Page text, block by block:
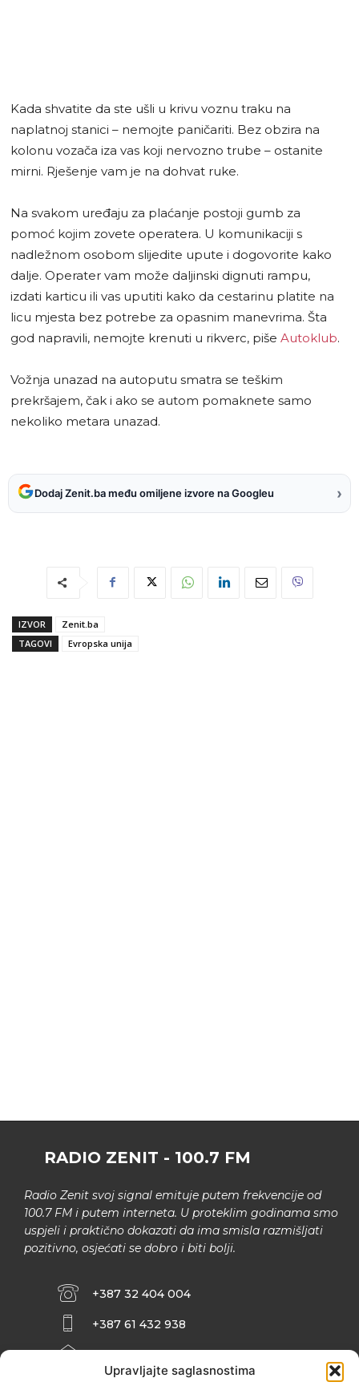
Upravljajte saglasnostima
Kada shvatite da ste ušli u krivu voznu traku na
naplatnoj stanici – nemojte paničariti. Bez obzira na
kolonu vozača iza vas koji nervozno trube – ostanite
mirni. Rješenje vam je na dohvat ruke.
Na svakom uređaju za plaćanje postoji gumb za
pomoć kojim zovete operatera. U komunikaciji s
nadležnom osobom slijedite upute i dogovorite kako
dalje. Operater vam može daljinski dignuti rampu,
izdati karticu ili vas uputiti kako da cestarinu platite na
licu mjesta bez potrebe za opasnim manevrima. Šta
god napravili, nemojte krenuti u rikverc, piše Autoklub.
Vožnja unazad na autoputu smatra se teškim
prekršajem, čak i ako se autom pomaknete samo
nekoliko metara unazad.
Dodaj Zenit.ba među omiljene izvore na Googleu ›
IZVOR
Zenit.ba
TAGOVI
Evropska unija
RADIO ZENIT - 100.7 FM
Radio Zenit svoj signal emituje putem frekvencije od
100.7 FM i putem interneta. U proteklim godinama smo
uspjeli i praktično dokazati da ima smisla razmišljati
pozitivno, osjećati se dobro i biti bolji.
+387 32 404 004
+387 61 432 938
INFO@ZENIT.BA